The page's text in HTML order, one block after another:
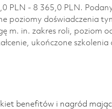
PLN - 8 365,0 PLN.
poziomy doświadczenia
m. in. zakres roli, poziom
ukończone szkolenia
benefitów i nagród